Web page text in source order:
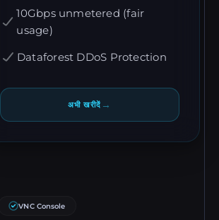
10Gbps unmetered (fair
usage)
Dataforest DDoS Protection
अभी खरीदें →
VNC Console